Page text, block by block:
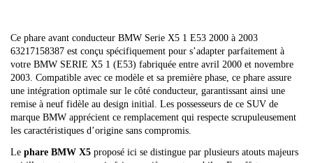
Ce phare avant conducteur BMW Serie X5 1 E53 2000 à 2003
63217158387 est conçu spécifiquement pour s’adapter parfaitement à
votre BMW SERIE X5 1 (E53) fabriquée entre avril 2000 et novembre
2003. Compatible avec ce modèle et sa première phase, ce phare assure
une intégration optimale sur le côté conducteur, garantissant ainsi une
remise à neuf fidèle au design initial. Les possesseurs de ce SUV de
marque BMW apprécient ce remplacement qui respecte scrupuleusement
les caractéristiques d’origine sans compromis.
Le phare BMW X5 proposé ici se distingue par plusieurs atouts majeurs